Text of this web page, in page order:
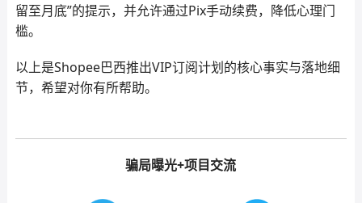
留至月底”的提示，并允许通过Pix手动续费，降低心理门
槛。
以上是Shopee巴西推出VIP订阅计划的核心事实与落地细
节，希望对你有所帮助。
骗局曝光+项目交流